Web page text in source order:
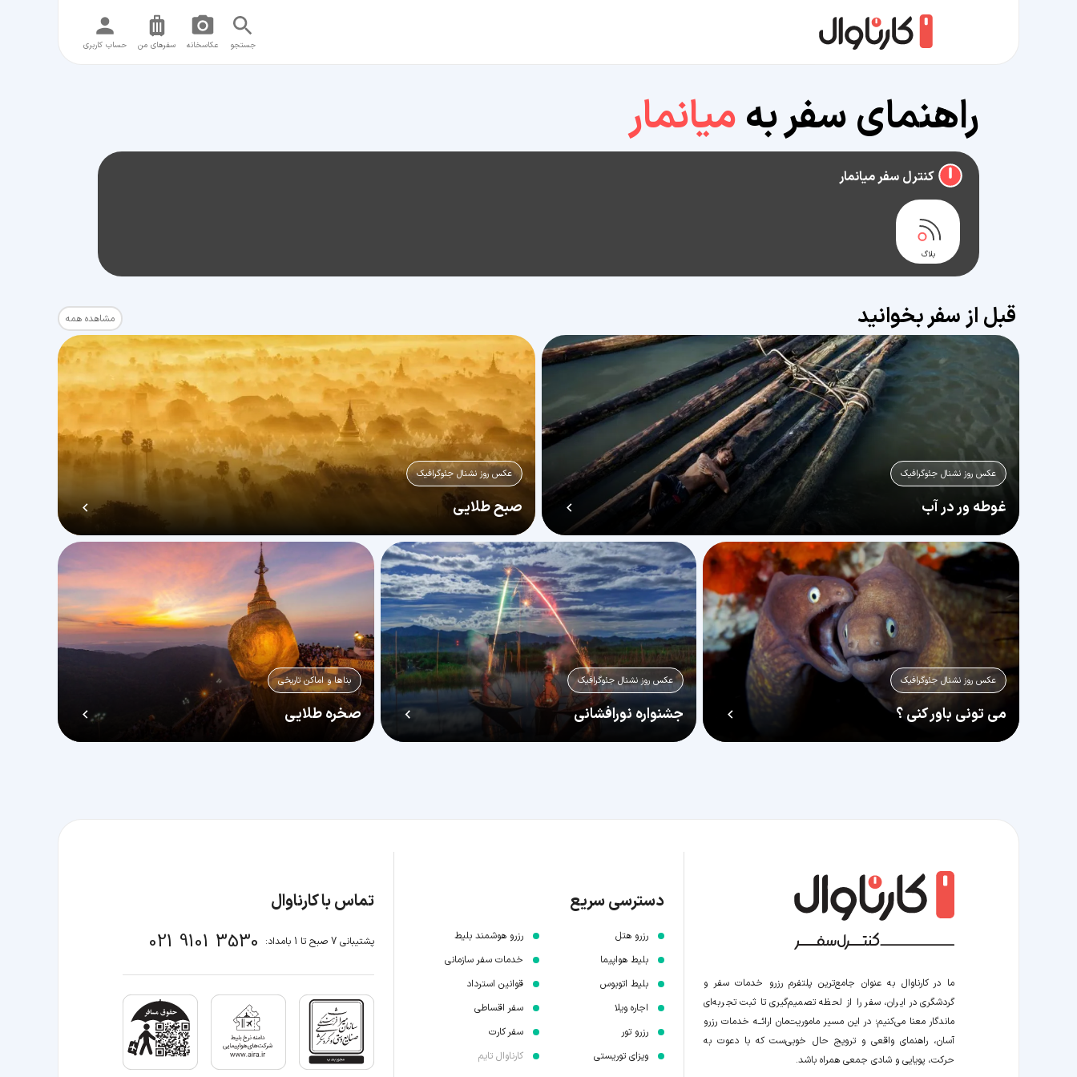
جستجو عکاسخانه سفر‌های من حساب کاربری
راهنمای سفر بهمیانمار
کنترل سفر میانمار
بلاگ
قبل از سفر بخوانید مشاهده همه
عکس روز نشنال جئوگرافیک
غوطه ور در آب
عکس روز نشنال جئوگرافیک
صبح طلایی
عکس روز نشنال جئوگرافیک
می تونی باور کنی ؟
عکس روز نشنال جئوگرافیک
جشنواره نورافشانی
بناها و اماکن تاریخی
صخره طلایی
ما در کارناوال به عنوان جامع‌ترین پلتفرم رزرو خدمات سفر و
گردشگری در ایران، سفر را از لحظه‌ تصمیم‌گیری تا ثبت تجربه‌ای
ماندگار معنا می‌کنیم؛ در این مسیر‍ ماموریت‌مان اراﺋــﻪ خدمات رزرو
آسان، راهنمای واقعی و ترویج حال خوبی‌ست که با دعوت به
حرکت، پویایی و شادی جمعی همراه باشد.
دسترسی سریع
رزرو هتل
بلیط هواپیما
بلیط اتوبوس
اجاره ویلا
رزرو تور
ویزای توریستی
رزرو هوشمند بلیط
خدمات سفر سازمانی
قوانین استرداد
سفر اقساطی
سفر کارت
کارناوال تایم
تماس با کارناوال
پشتیبانی 7 صبح تا 1 بامداد: 021 9101 3530